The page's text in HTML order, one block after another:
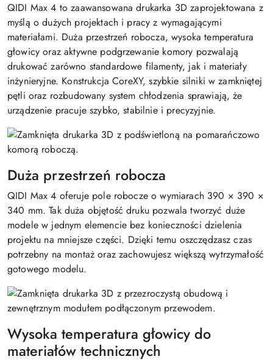
QIDI Max 4 to zaawansowana drukarka 3D zaprojektowana z
myślą o dużych projektach i pracy z wymagającymi
materiałami. Duża przestrzeń robocza, wysoka temperatura
głowicy oraz aktywne podgrzewanie komory pozwalają
drukować zarówno standardowe filamenty, jak i materiały
inżynieryjne. Konstrukcja CoreXY, szybkie silniki w zamkniętej
pętli oraz rozbudowany system chłodzenia sprawiają, że
urządzenie pracuje szybko, stabilnie i precyzyjnie.
Duża przestrzeń robocza
QIDI Max 4 oferuje pole robocze o wymiarach 390 × 390 ×
340 mm. Tak duża objętość druku pozwala tworzyć duże
modele w jednym elemencie bez konieczności dzielenia
projektu na mniejsze części. Dzięki temu oszczędzasz czas
potrzebny na montaż oraz zachowujesz większą wytrzymałość
gotowego modelu.
Wysoka temperatura głowicy do
materiałów technicznych